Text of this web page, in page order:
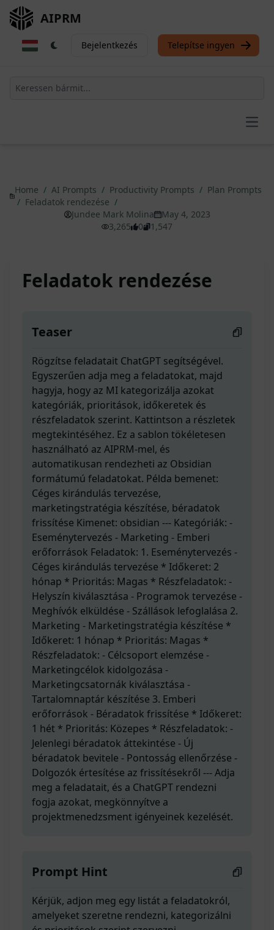
AIPRM
Bejelentkezés Telepítse ingyen
Home / AI Prompts / Productivity Prompts / Plan Prompts
/ Feladatok rendezése /
Jundee Mark Molina
May 4, 2023
3,265
0 1,547
Feladatok rendezése
Teaser
Rögzítse feladatait ChatGPT segítségével.
Egyszerűen adja meg a feladatokat, majd
hagyja, hogy az MI kategorizálja azokat
kategóriák, prioritások, időkeretek és
részfeladatok szerint. Kattintson a részletek
megtekintéséhez. Ez a sablon tökéletesen
használható az AIPRM-mel, és
automatikusan rendezheti az Obsidian
formátumú feladatokat. Példa bemenet:
Céges kirándulás tervezése,
marketingstratégia készítése, béradatok
frissítése Kimenet: obsidian --- Kategóriák: -
Eseménytervezés - Marketing - Emberi
erőforrások Feladatok: 1. Eseménytervezés -
Céges kirándulás tervezése * Időkeret: 2
hónap * Prioritás: Magas * Részfeladatok: -
Helyszín kiválasztása - Programok tervezése -
Meghívók elküldése - Szállások lefoglalása 2.
Marketing - Marketingstratégia készítése *
Időkeret: 1 hónap * Prioritás: Magas *
Részfeladatok: - Célcsoport elemzése -
Marketingcélok kidolgozása -
Marketingcsatornák kiválasztása -
Tartalomnaptár készítése 3. Emberi
erőforrások - Béradatok frissítése * Időkeret:
1 hét * Prioritás: Közepes * Részfeladatok: -
Jelenlegi béradatok áttekintése - Új
béradatok bevitele - Pontosság ellenőrzése -
Dolgozók értesítése az frissítésekről --- Adja
meg a feladatait, és a ChatGPT rendezni
fogja azokat, megkönnyítve a
projektmenedzsment igényeinek kezelését.
Prompt Hint
Kérjük, adjon meg egy listát a feladatokról,
amelyeket szeretne rendezni, kategorizálni